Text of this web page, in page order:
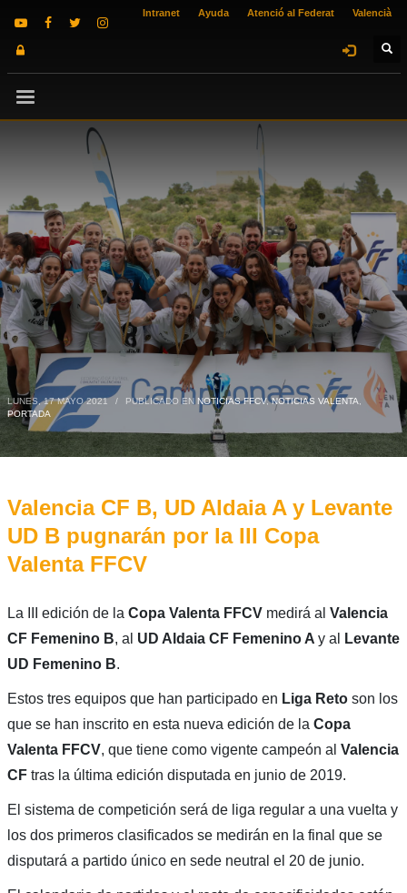
Intranet Ayuda Atenció al Federat Valencià
LUNES, 17 MAYO 2021 / PUBLICADO EN NOTICIAS FFCV,NOTICIAS VALENTA
PORTADA
Valencia CF B, UD Aldaia A y Levante
UD B pugnarán por la III Copa
Valenta FFCV
La III edición de la Copa Valenta FFCV medirá al Valencia
CF Femenino B, al UD Aldaia CF Femenino A y al
Levante
UD Femenino B.
Estos tres equipos que han participado en Liga Retoson los
que se han inscrito en esta nueva edición de la Copa
Valenta FFCV, que tiene como vigente campeón al Valencia
CF tras la última edición disputada en junio de 2019.
El sistema de competición será de liga regular a una vuelta y
los dos primeros clasificados se medirán en la final que se
disputará a partido único en sede neutral el 20 de junio.